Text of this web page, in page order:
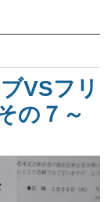
VSフリ
の７～